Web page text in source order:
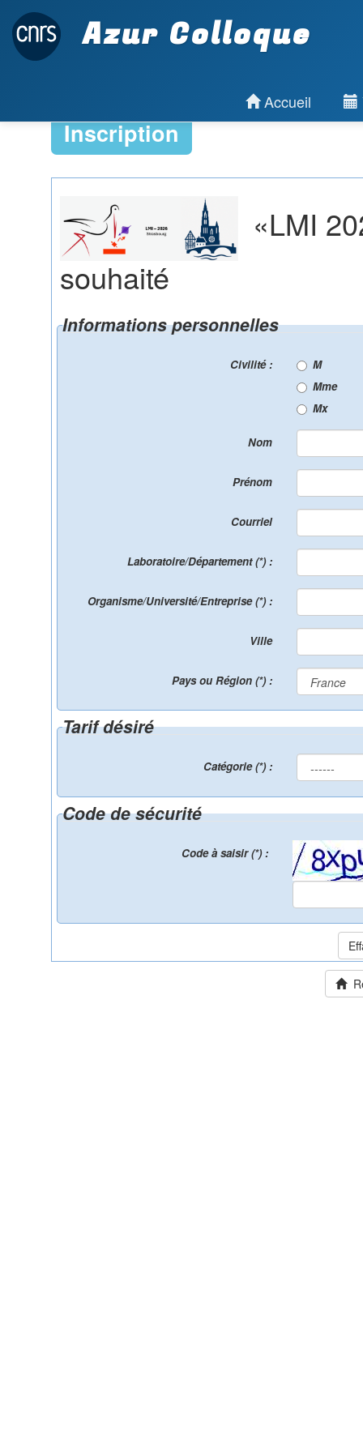
Azur Colloque
Accueil
Inscription
«LMI
souhaité
Informations personnelles
Civilité :
M
Mme
Mx
Nom
Prénom
Courriel
Laboratoire/Département (*) :
Organisme/Université/Entreprise (*) :
Ville
Pays ou Région (*) :
Tarif désiré
Catégorie (*) :
Code de sécurité
Code à saisir (*) :